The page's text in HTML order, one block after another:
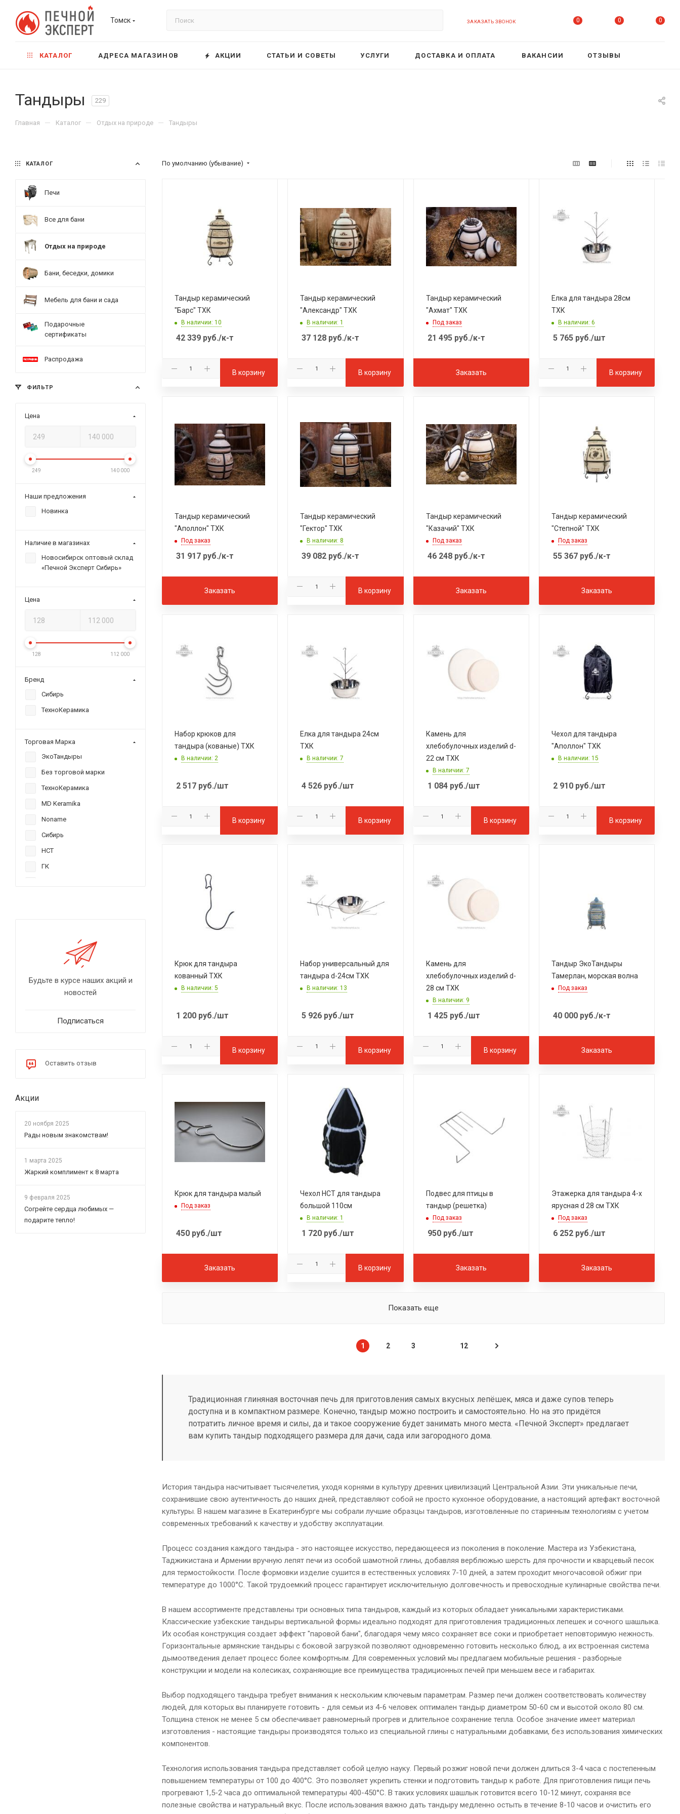
Томск ЗАКАЗАТЬ ЗВОНОК 0 0 0
КАТАЛОГ АДРЕСА МАГАЗИНОВ АКЦИИ СТАТЬИ И СОВЕТЫ УСЛУГИ ДОСТАВКА И ОПЛАТА ВАКАНСИИ ОТЗЫВЫ
Тандыры 229
Главная — Каталог — Отдых на природе — Тандыры
По умолчанию (убывание)
Тандыр керамический
"Барс" ТХК
В наличии: 10
42 339 руб./к-т
В корзину
Тандыр керамический
"Александр" ТХК
В наличии: 1
37 128 руб./к-т
В корзину
Тандыр керамический
"Ахмат" ТХК
Под заказ
21 495руб./к-т
Заказать
Елка для тандыра 28см
ТХК
В наличии: 6
5 765руб./шт
В корзину
Тандыр керамический
"Аполлон" ТХК
Под заказ
31 917 руб./к-т
Заказать
Тандыр керамический
"Гектор" ТХК
В наличии: 8
39 082 руб./к-т
В корзину
Тандыр керамический
"Казачий" ТХК
Под заказ
46 248руб./к-т
Заказать
Тандыр керамический
"Степной" ТХК
Под заказ
55 367руб./к-т
Заказать
Набор крюков для
тандыра (кованые) ТХК
В наличии: 2
2 517 руб./шт
В корзину
Елка для тандыра 24см
ТХК
В наличии: 7
4 526 руб./шт
В корзину
Камень для
хлебобулочных изделий d-
22 см ТХК
В наличии: 7
1 084руб./шт
В корзину
Чехол для тандыра
"Аполлон" ТХК
В наличии: 15
2 910руб./шт
В корзину
Крюк для тандыра
кованный ТХК
В наличии: 5
1 200 руб./шт
В корзину
Набор универсальный для
тандыра d-24см ТХК
В наличии: 13
5 926 руб./шт
В корзину
Камень для
хлебобулочных изделий d-
28 см ТХК
В наличии: 9
1 425руб./шт
В корзину
Тандыр ЭкоТандыры
Тамерлан, морская волна
Под заказ
40 000руб./к-т
Заказать
Крюк для тандыра малый
Под заказ
450 руб./шт
Заказать
Чехол НСТ для тандыра
большой 110см
В наличии: 1
1 720 руб./шт
В корзину
Подвес для птицы в
тандыр (решетка)
Под заказ
950руб./шт
Заказать
Этажерка для тандыра 4-х
ярусная d 28 см ТХК
Под заказ
6 252руб./шт
Заказать
Показать еще
1 2 3 12
Традиционная глиняная восточная печь для приготовления самых вкусных лепёшек, мяса и даже супов теперь
доступна и в компактном размере. Конечно, тандыр можно построить и самостоятельно. Но на это придётся
потратить личное время и силы, да и такое сооружение будет занимать много места. «Печной Эксперт» предлагает
вам купить тандыр подходящего размера для дачи, сада или загородного дома.
История тандыра насчитывает тысячелетия, уходя корнями в культуру древних цивилизаций Центральной Азии. Эти уникальные печи,
сохранившие свою аутентичность до наших дней, представляют собой не просто кухонное оборудование, а настоящий артефакт восточной
культуры. В нашем магазине в Екатеринбурге мы собрали лучшие образцы тандыров, изготовленные по старинным технологиям с учетом
современных требований к качеству и удобству эксплуатации.
Процесс создания каждого тандыра - это настоящее искусство, передающееся из поколения в поколение. Мастера из Узбекистана,
Таджикистана и Армении вручную лепят печи из особой шамотной глины, добавляя верблюжью шерсть для прочности и кварцевый песок
для термостойкости. После формовки изделие сушится в естественных условиях 7-10 дней, а затем проходит многочасовой обжиг при
температуре до 1000°C. Такой трудоемкий процесс гарантирует исключительную долговечность и превосходные кулинарные свойства печи.
В нашем ассортименте представлены три основных типа тандыров, каждый из которых обладает уникальными характеристиками.
Классические узбекские тандыры вертикальной формы идеально подходят для приготовления традиционных лепешек и сочного шашлыка.
Их особая конструкция создает эффект "паровой бани", благодаря чему мясо сохраняет все соки и приобретает неповторимую нежность.
Горизонтальные армянские тандыры с боковой загрузкой позволяют одновременно готовить несколько блюд, а их встроенная система
дымоотведения делает процесс более комфортным. Для современных условий мы предлагаем мобильные решения - разборные
конструкции и модели на колесиках, сохраняющие все преимущества традиционных печей при меньшем весе и габаритах.
Выбор подходящего тандыра требует внимания к нескольким ключевым параметрам. Размер печи должен соответствовать количеству
людей, для которых вы планируете готовить - для семьи из 4-6 человек оптимален тандыр диаметром 50-60 см и высотой около 80 см.
Толщина стенок не менее 5 см обеспечивает равномерный прогрев и длительное сохранение тепла. Особое значение имеет материал
изготовления - настоящие тандыры производятся только из специальной глины с натуральными добавками, без использования химических
компонентов.
Технология использования тандыра представляет собой целую науку. Первый розжиг новой печи должен длиться 3-4 часа с постепенным
повышением температуры от 100 до 400°C. Это позволяет укрепить стенки и подготовить тандыр к работе. Для приготовления пищи печь
прогревают 1,5-2 часа до оптимальной температуры 400-450°C. В таких условиях шашлык готовится всего 10-12 минут, сохраняя все
полезные свойства и натуральный вкус. После использования важно дать тандыру медленно остыть в течение 8-10 часов и очистить его
КАТАЛОГ
Печи
Все для бани
Отдых на природе
Бани, беседки, домики
Мебель для бани и сада
Подарочные
сертификаты
Распродажа
ФИЛЬТР
Цена
249 140 000
Наши предложения
Новинка
Наличие в магазинах
Новосибирск оптовый склад
«Печной Эксперт Сибирь»
Цена
128 112 000
Бренд
Сибирь
ТехноКерамика
Торговая Марка
ЭкоТандыры
Без торговой марки
ТехноКерамика
MD Keramika
Noname
Сибирь
НСТ
ГК
Будьте в курсе наших акций и
новостей
Подписаться
Оставить отзыв
Акции
20 ноября 2025
Рады новым знакомствам!
1 марта 2025
Жаркий комплимент к 8 марта
9 февраля 2025
Согрейте сердца любимых —
подарите тепло!